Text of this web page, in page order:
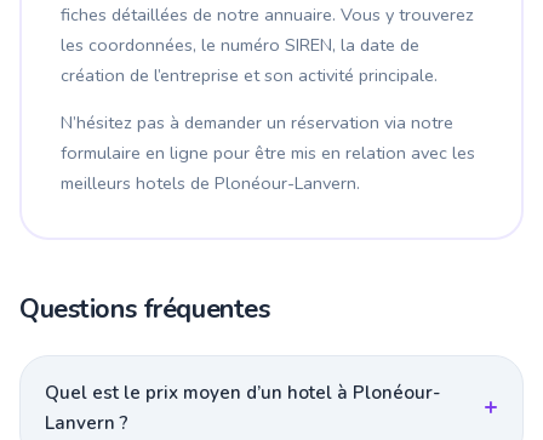
fiches détaillées de notre annuaire. Vous y trouverez
les coordonnées, le numéro SIREN, la date de
création de l’entreprise et son activité principale.
N’hésitez pas à demander un réservation via notre
formulaire en ligne pour être mis en relation avec les
meilleurs hotels de Plonéour-Lanvern.
Questions fréquentes
Quel est le prix moyen d’un hotel à Plonéour-
Lanvern ?